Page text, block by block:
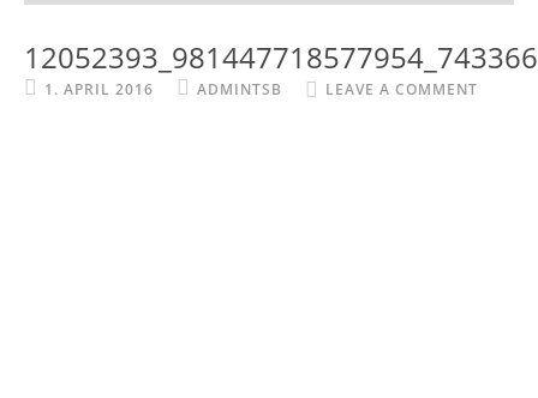
1. APRIL 2016 ADMINTSB LEAVE A COMMENT